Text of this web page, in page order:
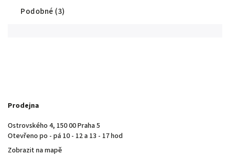
Podobné (3)
Prodejna
Ostrovského 4, 150 00 Praha 5
Otevřeno po - pá 10 - 12 a 13 - 17 hod
Zobrazit na mapě